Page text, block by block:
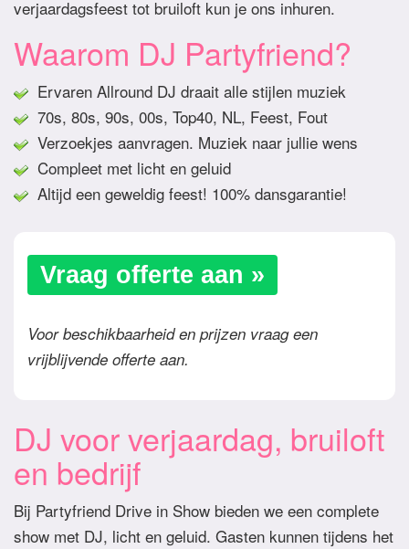
verjaardagsfeest tot bruiloft kun je ons inhuren.
Waarom DJ Partyfriend?
Ervaren Allround DJ draait alle stijlen muziek
70s, 80s, 90s, 00s, Top40, NL, Feest, Fout
Verzoekjes aanvragen. Muziek naar jullie wens
Compleet met licht en geluid
Altijd een geweldig feest! 100% dansgarantie!
Vraag offerte aan »
Voor beschikbaarheid en prijzen vraag een
vrijblijvende offerte aan.
DJ voor verjaardag, bruiloft
en bedrijf
Bij Partyfriend Drive in Show bieden we een complete
show met DJ, licht en geluid. Gasten kunnen tijdens het